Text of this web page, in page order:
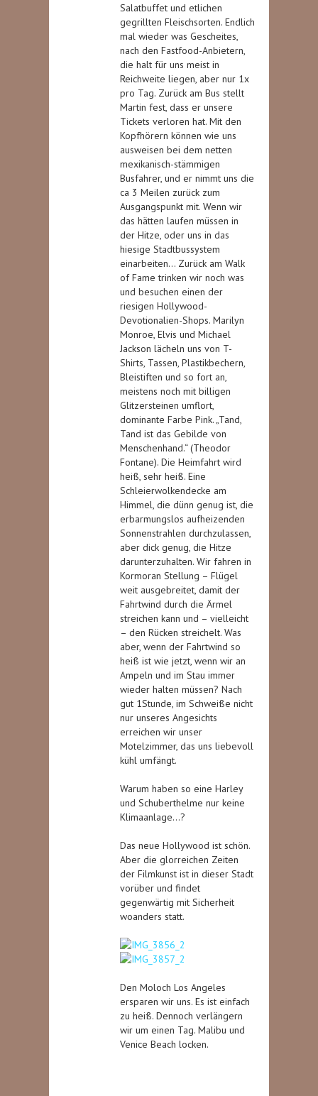
Salatbuffet und etlichen
gegrillten Fleischsorten. Endlich
mal wieder was Gescheites,
nach den Fastfood-Anbietern,
die halt für uns meist in
Reichweite liegen, aber nur 1x
pro Tag. Zurück am Bus stellt
Martin fest, dass er unsere
Tickets verloren hat. Mit den
Kopfhörern können wie uns
ausweisen bei dem netten
mexikanisch-stämmigen
Busfahrer, und er nimmt uns die
ca 3 Meilen zurück zum
Ausgangspunkt mit. Wenn wir
das hätten laufen müssen in
der Hitze, oder uns in das
hiesige Stadtbussystem
einarbeiten… Zurück am Walk
of Fame trinken wir noch was
und besuchen einen der
riesigen Hollywood-
Devotionalien-Shops. Marilyn
Monroe, Elvis und Michael
Jackson lächeln uns von T-
Shirts, Tassen, Plastikbechern,
Bleistiften und so fort an,
meistens noch mit billigen
Glitzersteinen umflort,
dominante Farbe Pink. „Tand,
Tand ist das Gebilde von
Menschenhand.“ (Theodor
Fontane). Die Heimfahrt wird
heiß, sehr heiß. Eine
Schleierwolkendecke am
Himmel, die dünn genug ist, die
erbarmungslos aufheizenden
Sonnenstrahlen durchzulassen,
aber dick genug, die Hitze
darunterzuhalten. Wir fahren in
Kormoran Stellung – Flügel
weit ausgebreitet, damit der
Fahrtwind durch die Ärmel
streichen kann und – vielleicht
– den Rücken streichelt. Was
aber, wenn der Fahrtwind so
heiß ist wie jetzt, wenn wir an
Ampeln und im Stau immer
wieder halten müssen? Nach
gut 1Stunde, im Schweiße nicht
nur unseres Angesichts
erreichen wir unser
Motelzimmer, das uns liebevoll
kühl umfängt.
Warum haben so eine Harley
und Schuberthelme nur keine
Klimaanlage…?
Das neue Hollywood ist schön.
Aber die glorreichen Zeiten
der Filmkunst ist in dieser Stadt
vorüber und findet
gegenwärtig mit Sicherheit
woanders statt.
Den Moloch Los Angeles
ersparen wir uns. Es ist einfach
zu heiß. Dennoch verlängern
wir um einen Tag. Malibu und
Venice Beach locken.